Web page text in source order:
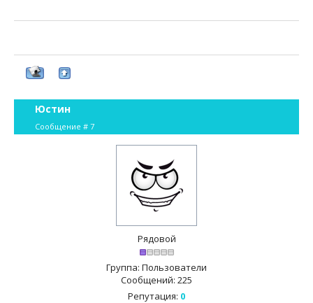
Юстин
Сообщение # 7
Рядовой
Группа: Пользователи
Сообщений: 225
Репутация: 0